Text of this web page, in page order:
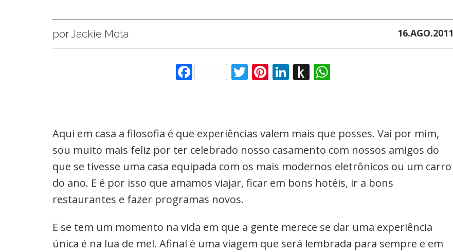
por Jackie Mota 16.AGO.2011
FacebookTwitter
Pinterest
LinkedIn
Push
Aqui em casa a filosofia é que experiências valem mais que posses. Vai por mim,
sou muito mais feliz por ter celebrado nosso casamento com nossos amigos do
que se tivesse uma casa equipada com os mais modernos eletrônicos ou um carro
do ano. E é por isso que amamos viajar, ficar em bons hotéis, ir a bons
restaurantes e fazer programas novos.
E se tem um momento na vida em que a gente merece se dar uma experiência
única é na lua de mel. Afinal é uma viagem que será lembrada para sempre e em